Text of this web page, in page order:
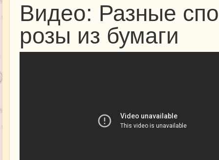
Видео: Разные
розы из бумаги